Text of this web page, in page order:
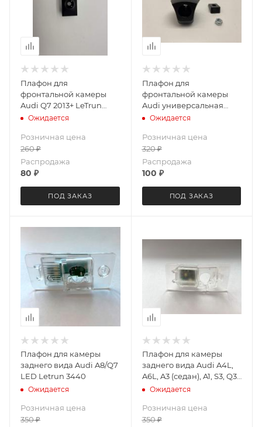
Плафон для
фронтальной камеры
Audi Q7 2013+ LeTrun
3782Ожидается
Розничная цена
260₽
Распродажа
80 ₽
ПОД ЗАКАЗ
Плафон для
фронтальной камеры
Audi универсальная
LeTrun 3783
Ожидается
Розничная цена
320₽
Распродажа
100 ₽
ПОД ЗАКАЗ
Плафон для камеры
заднего вида Audi A8/Q7
LED Letrun 3440
Ожидается
Розничная цена
350₽
Плафон для камеры
заднего вида Audi A4L,
A6L, A3 (седан), A1, S3, Q3,
Q5, VW Polo Sedan (14 г.)
Ожидается
Розничная цена
350₽